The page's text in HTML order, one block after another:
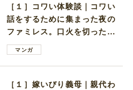
［１］コワい体験談｜コワい
話をするために集まった夜の
ファミレス。口火を切ったの
は電車好きの男の子ママ
マンガ
［１］嫁いびり義母｜親代わ